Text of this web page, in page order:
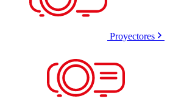
Proyectores